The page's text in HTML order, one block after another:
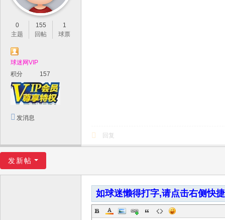
0
主题
155
回帖
1
球票
球迷网VIP
积分
157
发消息
回复
发新帖
如球迷懒得打字,请点击右侧快